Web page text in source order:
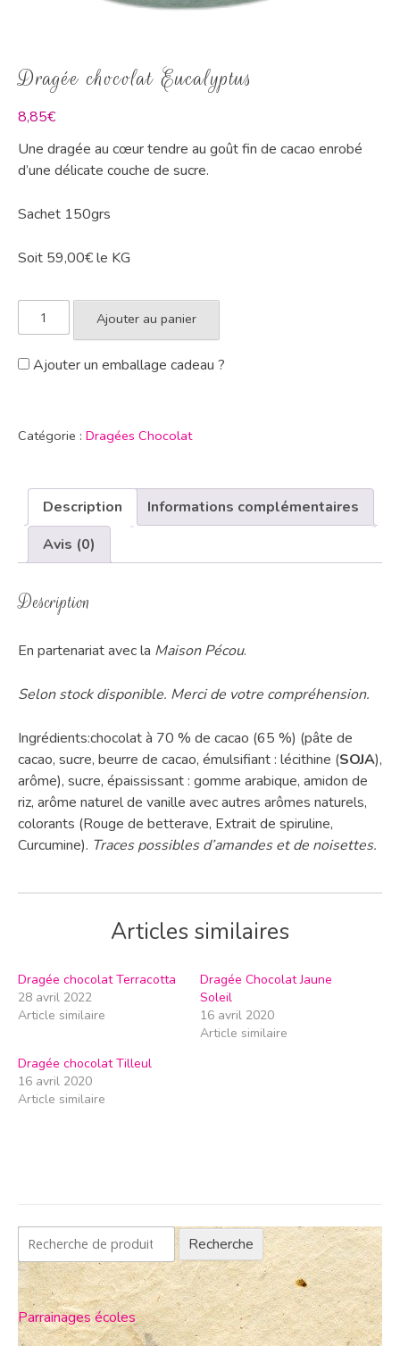
Dragée chocolat Eucalyptus
8,85€
Une dragée au cœur tendre au goût fin de cacao enrobé
d’une délicate couche de sucre.
Sachet 150grs
Soit 59,00€ le KG
Ajouter au panier
Ajouter un emballage cadeau ?
Catégorie : Dragées Chocolat
Description
Informations complémentaires
Avis (0)
Description
En partenariat avec la Maison Pécou.
Selon stock disponible. Merci de votre compréhension.
Ingrédients:chocolat à 70 % de cacao (65 %) (pâte de
cacao, sucre, beurre de cacao, émulsifiant : lécithine (SOJA),
arôme), sucre, épaississant : gomme arabique, amidon de
riz, arôme naturel de vanille avec autres arômes naturels,
colorants (Rouge de betterave, Extrait de spiruline,
Curcumine). Traces possibles d’amandes et de noisettes.
Articles similaires
Dragée chocolat Terracotta
28 avril 2022
Article similaire
Dragée Chocolat Jaune
Soleil
16 avril 2020
Article similaire
Dragée chocolat Tilleul
16 avril 2020
Article similaire
Recherche
Parrainages écoles